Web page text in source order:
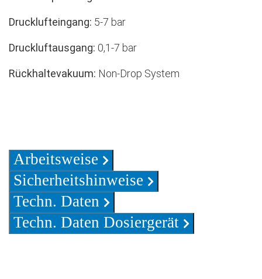
Drucklufteingang: 5-7 bar
Druckluftausgang: 0,1-7 bar
Rückhaltevakuum: Non-Drop System
Arbeitsweise
Sicherheitshinweise
Techn. Daten
Techn. Daten Dosiergerät